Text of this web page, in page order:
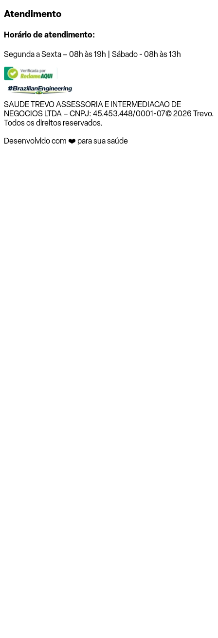
Atendimento
Horário de atendimento:
Segunda a Sexta – 08h às 19h | Sábado - 08h às 13h
SAUDE TREVO ASSESSORIA E INTERMEDIACAO DE
NEGOCIOS LTDA – CNPJ: 45.453.448/0001-07© 2026 Trevo.
Todos os direitos reservados.
Desenvolvido com ❤️ para sua saúde